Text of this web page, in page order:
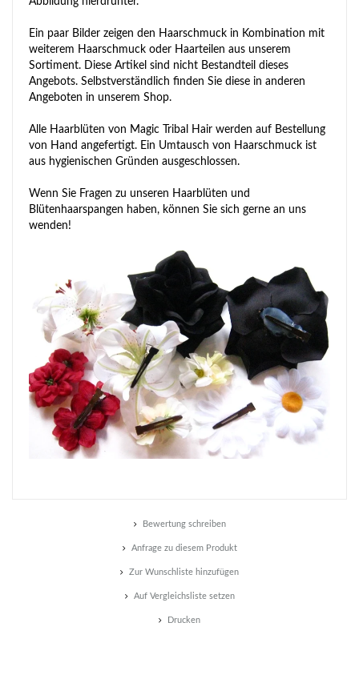
Ein paar Bilder zeigen den Haarschmuck in Kombination mit
weiterem Haarschmuck oder Haarteilen aus unserem
Sortiment. Diese Artikel sind nicht Bestandteil dieses
Angebots. Selbstverständlich finden Sie diese in anderen
Angeboten in unserem Shop.
Alle Haarblüten von Magic Tribal Hair werden auf Bestellung
von Hand angefertigt. Ein Umtausch von Haarschmuck ist
aus hygienischen Gründen ausgeschlossen.
Wenn Sie Fragen zu unseren Haarblüten und
Blütenhaarspangen haben, können Sie sich gerne an uns
wenden!
Bewertung schreiben
Anfrage zu diesem Produkt
Zur Wunschliste hinzufügen
Auf Vergleichsliste setzen
Drucken